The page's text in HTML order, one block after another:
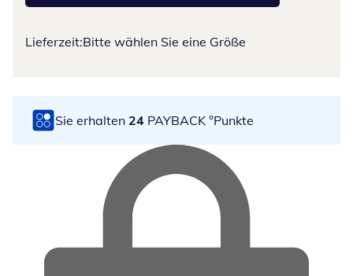
Lieferzeit:Bitte wählen Sie eine Größe
Sie erhalten 24 PAYBACK °Punkte